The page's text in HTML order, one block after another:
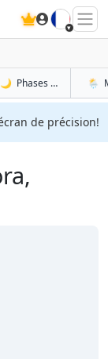
🇫🇷
à
🌙 Phases de la Lune à
🌦️
de précision!